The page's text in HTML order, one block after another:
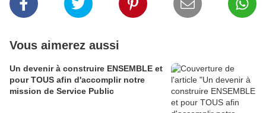
Vous aimerez aussi
Un devenir à construire ENSEMBLE et
pour TOUS afin d'accomplir notre
mission de Service Public